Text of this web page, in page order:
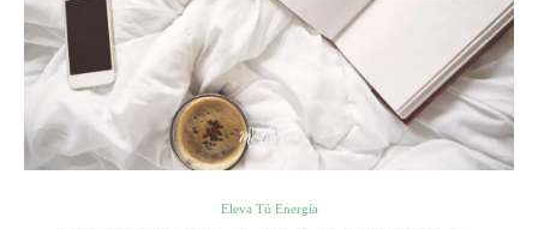
Eleva Tú Energía